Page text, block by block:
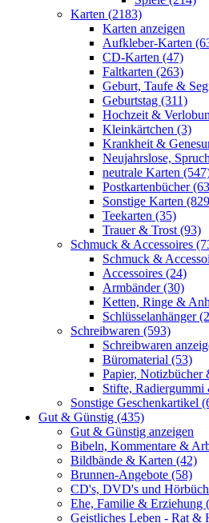
Karten (2183)
Karten anzeigen
Aufkleber-Karten
CD-Karten (47)
Faltkarten (263)
Geburt, Taufe &
Geburtstag (311)
Hochzeit &
Kleinkärtchen (3)
Krankheit &
Neujahrslose,
neutrale Karten
Postkartenbücher
Sonstige Karten
Teekarten (35)
Trauer & Trost (93)
Schmuck & Accessoires
Schmuck &
Accessoires (24)
Armbänder (30)
Ketten, Ringe &
Schlüsselanhänger
Schreibwaren (593)
Schreibwaren
Büromaterial (53)
Papier,
Stifte,
Sonstige Geschenkartikel
Gut & Günstig (435)
Gut & Günstig anzeigen
Bibeln, Kommentare &
Bildbände & Karten (42)
Brunnen-Angebote (58)
CD's, DVD's und
Ehe, Familie & Erziehung
Geistliches Leben - Rat &